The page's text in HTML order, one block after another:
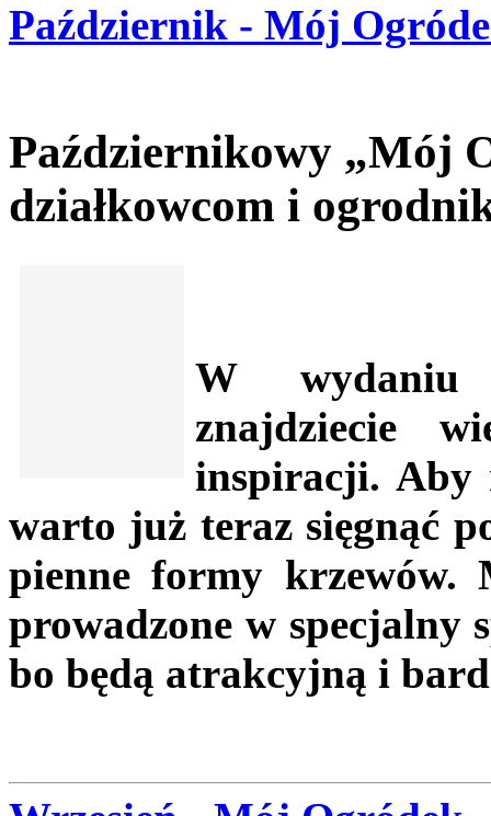
Październik - Mój
Październikowy „Mój
działkowcom i
W wydaniu
znajdziecie
inspiracji. Aby
warto już teraz sięgnąć
pienne formy krzewów.
prowadzone w specjalny
bo będą atrakcyjną i